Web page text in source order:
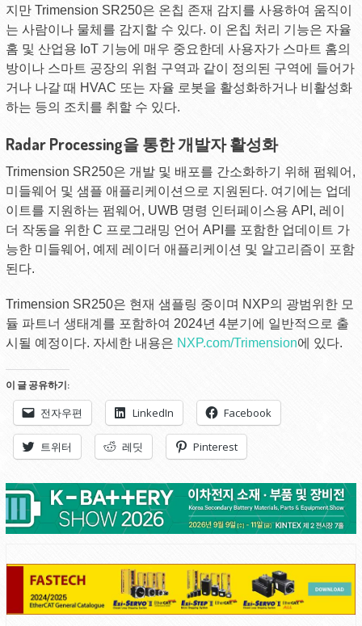
지만 Trimension SR250은 온칩 존재 감지를 사용하여 움직이
는 사람이나 물체를 감지할 수 있다. 이 온칩 처리 기능은 자율
홈 및 산업용 IoT 기능에 매우 중요한데 사용자가 스마트 홈의
방이나 스마트 공장의 위험 구역과 같이 정의된 구역에 들어가
거나 나갈 때 HVAC 또는 자율 로봇을 활성화하거나 비활성화
하는 등의 조치를 취할 수 있다.
Radar Processing을 통한 개발자 활성화
Trimension SR250은 개발 및 배포를 간소화하기 위해 펌웨어,
미들웨어 및 샘플 애플리케이션으로 지원된다. 여기에는 업데
이트를 지원하는 펌웨어, UWB 명령 인터페이스용 API, 레이
더 작동을 위한 C 프로그래밍 언어 API를 포함한 업데이트 가
능한 미들웨어, 예제 레이더 애플리케이션 및 알고리즘이 포함
된다.
Trimension SR250은 현재 샘플링 중이며 NXP의 광범위한 모
듈 파트너 생태계를 포함하여 2024년 4분기에 일반적으로 출
시될 예정이다. 자세한 내용은 NXP.com/Trimension에 있다.
이 글 공유하기:
전자우편 LinkedIn Facebook
트위터 레딧 Pinterest